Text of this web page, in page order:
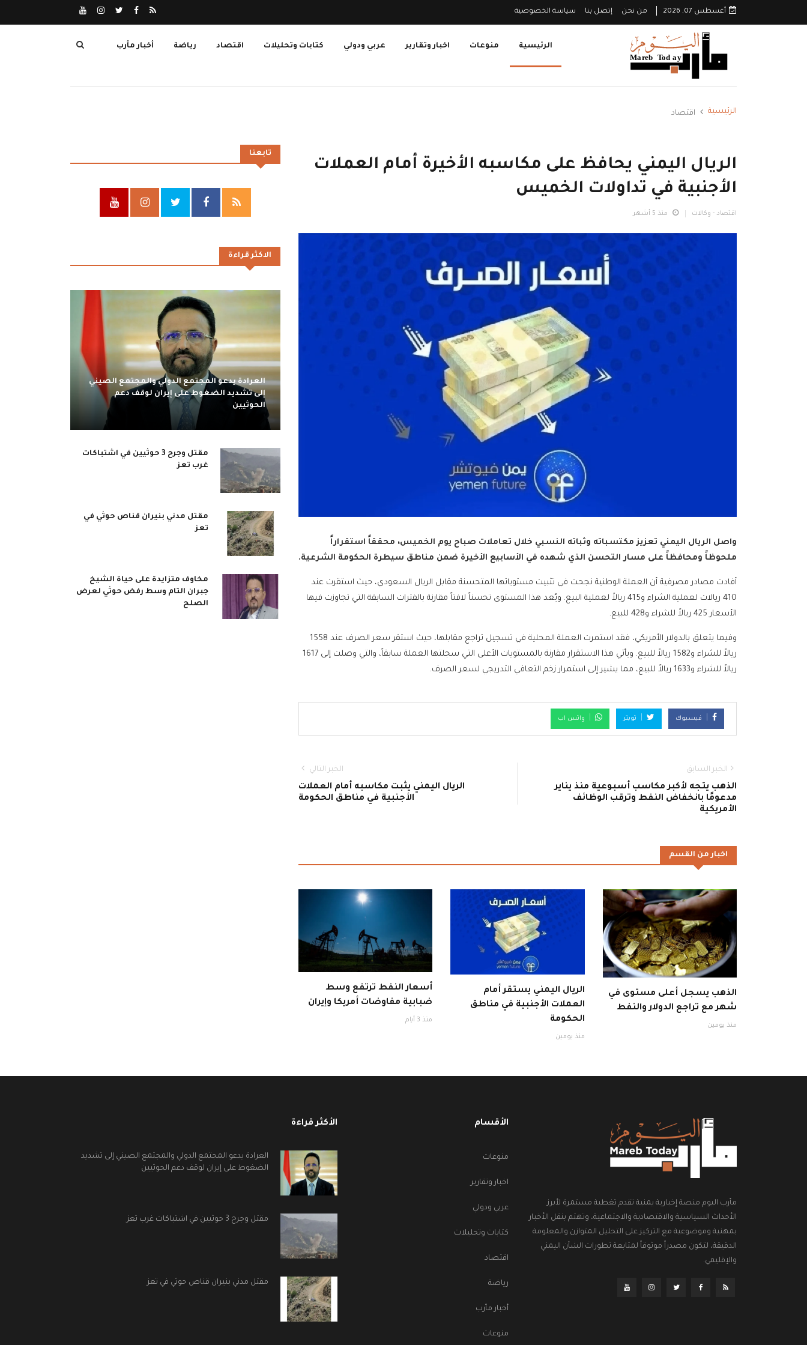
أغسطس 07, 2026 من نحن إتصل بنا سياسة الخصوصية
الرئيسية منوعات اخبار وتقارير عربي ودولي كتابات وتحليلات اقتصاد رياضة أخبار مأرب
الرئيسية اقتصاد
الريال اليمني يحافظ على مكاسبه الأخيرة أمام العملات
الأجنبية في تداولات الخميس
اقتصاد - وكالات منذ 5 أشهر
واصل الريال اليمني تعزيز مكتسباته وثباته النسبي خلال تعاملات صباح يوم الخميس، محققاً استقراراً
ملحوظاً ومحافظاً على مسار التحسن الذي شهده في الأسابيع الأخيرة ضمن مناطق سيطرة الحكومة الشرعية.
أفادت مصادر مصرفية أن العملة الوطنية نجحت في تثبيت مستوياتها المتحسنة مقابل الريال السعودي، حيث استقرت عند
410 ريالات لعملية الشراء و415 ريالاً لعملية البيع. ويُعد هذا المستوى تحسناً لافتاً مقارنة بالفترات السابقة التي تجاوزت فيها
الأسعار 425 ريالاً للشراء و428 للبيع.
وفيما يتعلق بالدولار الأمريكي، فقد استمرت العملة المحلية في تسجيل تراجع مقابلها، حيث استقر سعر الصرف عند 1558
ريالاً للشراء و1582 ريالاً للبيع. ويأتي هذا الاستقرار مقارنة بالمستويات الأعلى التي سجلتها العملة سابقاً، والتي وصلت إلى 1617
ريالاً للشراء و1633 ريالاً للبيع، مما يشير إلى استمرار زخم التعافي التدريجي لسعر الصرف.
فيسبوك تويتر واتس اب
الخبر السابق
الذهب يتجه لأكبر مكاسب أسبوعية منذ يناير
مدعومًا بانخفاض النفط وترقب الوظائف
الأمريكية
الخبر التالي
الريال اليمني يثبت مكاسبه أمام العملات
الأجنبية في مناطق الحكومة
اخبار من القسم
الذهب يسجل أعلى مستوى في
شهر مع تراجع الدولار والنفط
منذ يومين
الريال اليمني يستقر أمام
العملات الأجنبية في مناطق
الحكومة
منذ يومين
أسعار النفط ترتفع وسط
ضبابية مفاوضات أمريكا وإيران
منذ 3 أيام
تابعنا
الاكثر قراءة
العرادة يدعو المجتمع الدولي والمجتمع الصيني
إلى تشديد الضغوط على إيران لوقف دعم
الحوثيين
مقتل وجرح 3 حوثيين في اشتباكات
غرب تعز
مقتل مدني بنيران قناص حوثي في
تعز
مخاوف متزايدة على حياة الشيخ
جبران التام وسط رفض حوثي لعرض
الصلح
مأرب اليوم منصة إخبارية يمنية تقدم تغطية مستمرة لأبرز
الأحداث السياسية والاقتصادية والاجتماعية، وتهتم بنقل الأخبار
بمهنية وموضوعية مع التركيز على التحليل المتوازن والمعلومة
الدقيقة، لتكون مصدراً موثوقاً لمتابعة تطورات الشأن اليمني
والإقليمي.
الأقسام
منوعات
اخبار وتقارير
عربي ودولي
كتابات وتحليلات
اقتصاد
رياضة
أخبار مأرب
منوعات
الأكثر قراءة
العرادة يدعو المجتمع الدولي والمجتمع الصيني إلى تشديد
الضغوط على إيران لوقف دعم الحوثيين
مقتل وجرح 3 حوثيين في اشتباكات غرب تعز
مقتل مدني بنيران قناص حوثي في تعز